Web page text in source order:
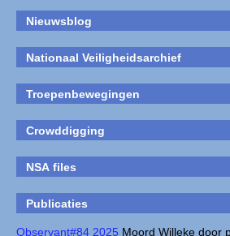
Nieuwsblog
Nationaal Veiligheidsarchief
Troepenbewegingen
Crowddigging
NSA files
Publicaties
Observant#84 2025 Moord Willeke door